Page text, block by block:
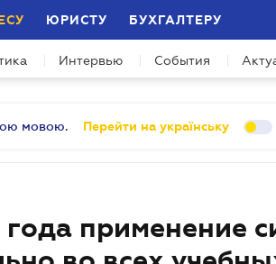
ЮРИСТУ БУХГАЛТЕРУ
Интервью События
мовою. Перейти на українську
года применение